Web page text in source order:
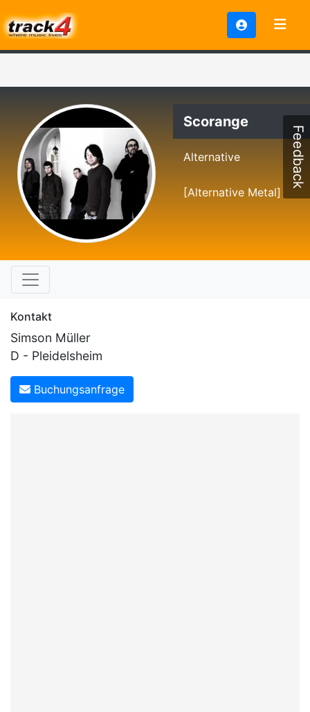
Scorange
Alternative
[Alternative Metal]
Kontakt
Simson Müller
D - Pleidelsheim
Buchungsanfrage
Feedback